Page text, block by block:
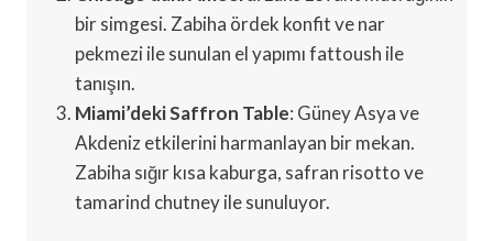
bir simgesi. Zabiha ördek konfit ve nar
pekmezi ile sunulan el yapımı fattoush ile
tanışın.
Miami’deki Saffron Table: Güney Asya ve
Akdeniz etkilerini harmanlayan bir mekan.
Zabiha sığır kısa kaburga, safran risotto ve
tamarind chutney ile sunuluyor.